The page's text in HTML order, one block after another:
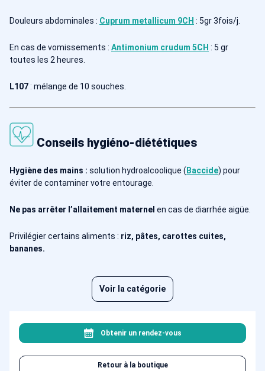
Douleurs abdominales : Cuprum metallicum 9CH : 5gr 3fois/j.
En cas de vomissements : Antimonium crudum 5CH : 5 gr
toutes les 2 heures.
L107: mélange de 10 souches.
Conseils hygiéno-diététiques
Hygiène des mains : solution hydroalcoolique ( Baccide) pour
éviter de contaminer votre entourage.
Ne pas arrêter l’allaitement maternel en cas de diarrhée aigüe.
Privilégier certains aliments : riz, pâtes, carottes cuites,
bananes.
Voir la catégorie
Obtenir un rendez-vous
Retour à la boutique